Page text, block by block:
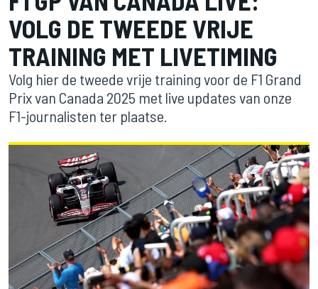
VOLG DE TWEEDE VRIJE
TRAINING MET LIVETIMING
Volg hier de tweede vrije training voor de F1 Grand
Prix van Canada 2025 met live updates van onze
F1-journalisten ter plaatse.